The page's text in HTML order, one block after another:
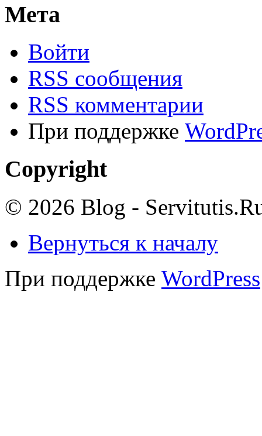
Мета
Войти
RSS сообщения
RSS комментарии
При поддержке
Copyright
© 2026 Blog -
Вернуться к началу
При поддержке WordPress